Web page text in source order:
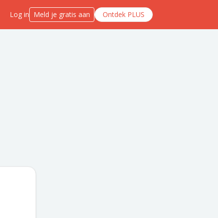
Log in Meld je gratis aan Ontdek PLUS